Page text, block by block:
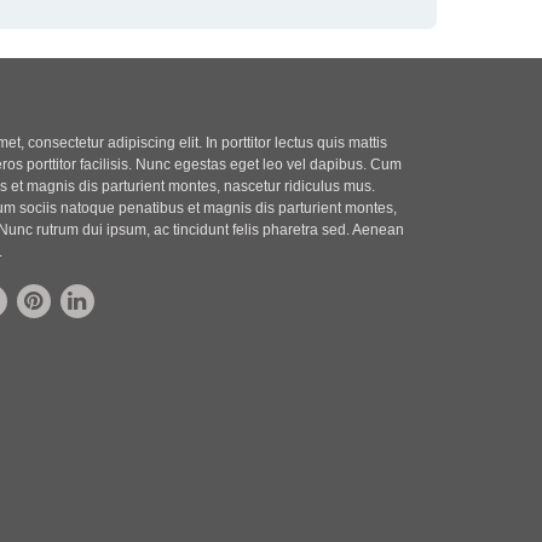
consectetur adipiscing elit. In porttitor lectus quis mattis
porttitor facilisis. Nunc egestas eget leo vel dapibus. Cum
et magnis dis parturient montes, nascetur ridiculus mus.
sociis natoque penatibus et magnis dis parturient montes,
rutrum dui ipsum, ac tincidunt felis pharetra sed. Aenean